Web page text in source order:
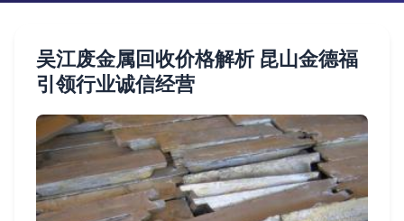
吴江废金属回收价格解析 昆山金德福
引领行业诚信经营